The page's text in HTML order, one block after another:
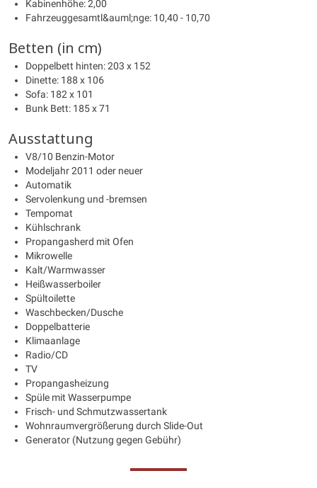
Kabinenhöhe: 2,00
Fahrzeuggesamtl&auml;nge: 10,40 - 10,70
Betten (in cm)
Doppelbett hinten: 203 x 152
Dinette: 188 x 106
Sofa: 182 x 101
Bunk Bett: 185 x 71
Ausstattung
V8/10 Benzin-Motor
Modeljahr 2011 oder neuer
Automatik
Servolenkung und -bremsen
Tempomat
Kühlschrank
Propangasherd mit Ofen
Mikrowelle
Kalt/Warmwasser
Heißwasserboiler
Spültoilette
Waschbecken/Dusche
Doppelbatterie
Klimaanlage
Radio/CD
TV
Propangasheizung
Spüle mit Wasserpumpe
Frisch- und Schmutzwassertank
Wohnraumvergrößerung durch Slide-Out
Generator (Nutzung gegen Gebühr)